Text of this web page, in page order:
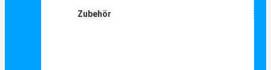
Zubehör